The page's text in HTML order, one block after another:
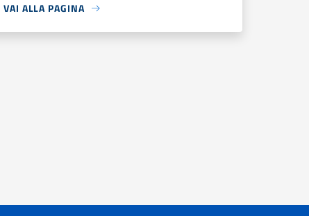
VAI ALLA PAGINA